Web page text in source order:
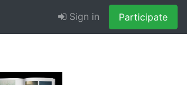
Sign in Participate